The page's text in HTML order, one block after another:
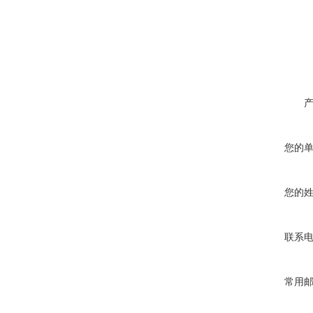
您的
您的
联系
常用